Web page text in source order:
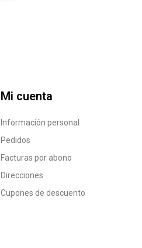
Mi cuenta
Información personal
Pedidos
Facturas por abono
Direcciones
Cupones de descuento